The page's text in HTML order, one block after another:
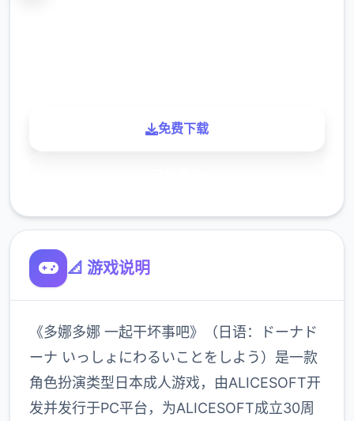
免费下载
📐 游戏说明
《多娜多娜 一起干坏事吧》（日语：ドーナド
ーナ いっしょにわるいことをしよう）是一款
角色扮演类型日本成人游戏，由ALICESOFT开
发并发行于PC平台，为ALICESOFT成立30周